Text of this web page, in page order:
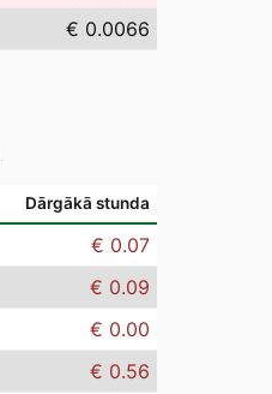
€ 0.0066
Dārgākā stunda
€ 0.07
€ 0.09
€ 0.00
€ 0.56